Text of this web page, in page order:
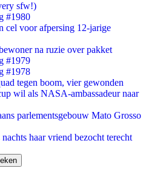
sfw!)
#1980
cel voor afpersing 12-jarige
na ruzie over pakket
#1979
#1978
tegen boom, vier gewonden
wil als NASA-ambassadeur naar
parlementsgebouw Mato Grosso
haar vriend bezocht terecht